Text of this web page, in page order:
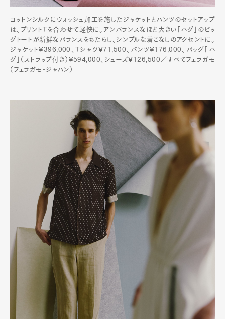
コットンシルクにウォッシュ加工を施したジャケットとパンツのセットアップ
は、プリントTを合わせて軽快に。アンバランスなほど大きい「ハグ」のビッ
グトートが新鮮なバランスをもたらし、シンプルな着こなしのアクセントに。
ジャケット¥396,000、Tシャツ¥71,500、パンツ¥176,000、バッグ「ハ
グ」（ストラップ付き）¥594,000、シューズ¥126,500／すべてフェラガモ
（フェラガモ・ジャパン）